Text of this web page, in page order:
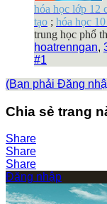
hóa học lớp 12
tạo ; hóa học
trung học phổ
hoatrenngan,
#1
(Bạn phải Đăng
Chia sẻ trang
Share
Share
Share
Đăng nhập